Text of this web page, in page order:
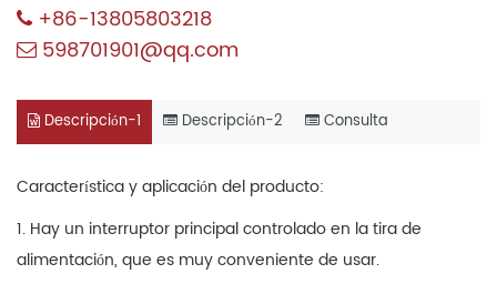
+86-13805803218
598701901@qq.com
Descripción-1 Descripción-2 Consulta
Característica y aplicación del producto:
1. Hay un interruptor principal controlado en la tira de
alimentación, que es muy conveniente de usar.